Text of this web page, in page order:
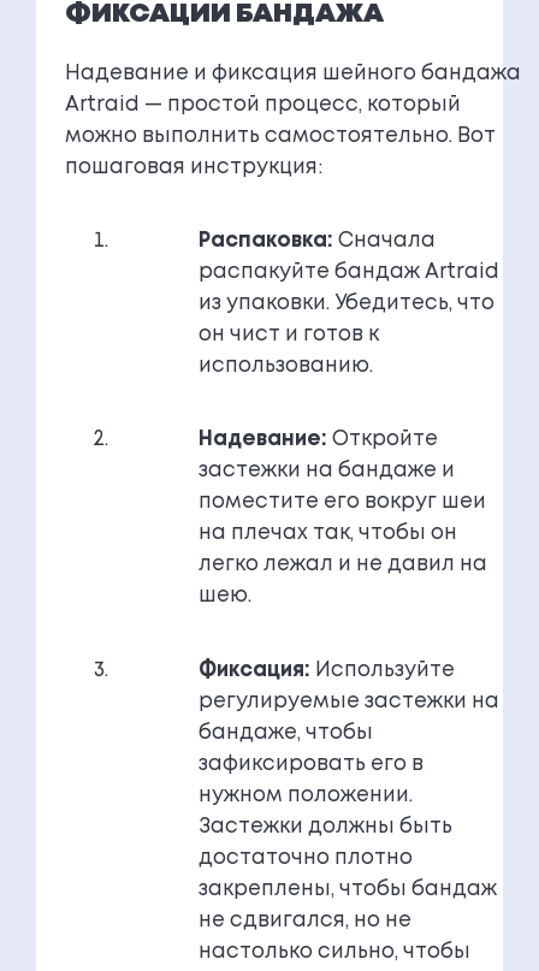
ФИКСАЦИИ БАНДАЖА
Надевание и фиксация шейного бандажа
Artraid — простой процесс, который
можно выполнить самостоятельно. Вот
пошаговая инструкция:
Распаковка: Сначала
распакуйте бандаж Artraid
из упаковки. Убедитесь, что
он чист и готов к
использованию.
Надевание: Откройте
застежки на бандаже и
поместите его вокруг шеи
на плечах так, чтобы он
легко лежал и не давил на
шею.
Фиксация: Используйте
регулируемые застежки на
бандаже, чтобы
зафиксировать его в
нужном положении.
Застежки должны быть
достаточно плотно
закреплены, чтобы бандаж
не сдвигался, но не
настолько сильно, чтобы